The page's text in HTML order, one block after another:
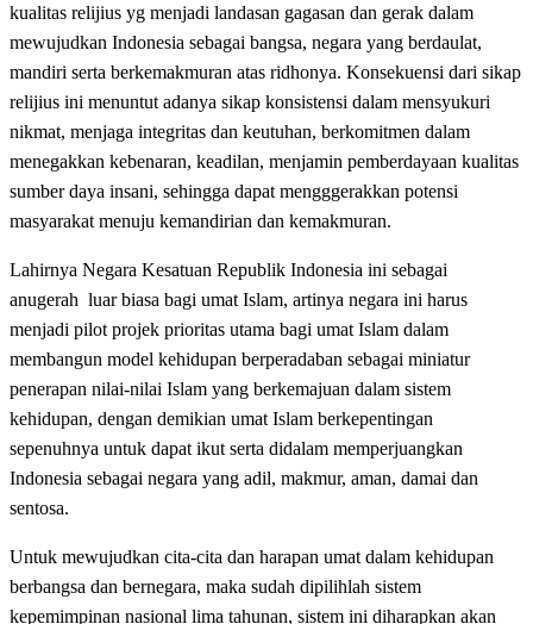
kualitas relijius yg menjadi landasan gagasan dan gerak dalam
mewujudkan Indonesia sebagai bangsa, negara yang berdaulat,
mandiri serta berkemakmuran atas ridhonya. Konsekuensi dari sikap
relijius ini menuntut adanya sikap konsistensi dalam mensyukuri
nikmat, menjaga integritas dan keutuhan, berkomitmen dalam
menegakkan kebenaran, keadilan, menjamin pemberdayaan kualitas
sumber daya insani, sehingga dapat mengggerakkan potensi
masyarakat menuju kemandirian dan kemakmuran.
Lahirnya Negara Kesatuan Republik Indonesia ini sebagai
anugerah luar biasa bagi umat Islam, artinya negara ini harus
menjadi pilot projek prioritas utama bagi umat Islam dalam
membangun model kehidupan berperadaban sebagai miniatur
penerapan nilai-nilai Islam yang berkemajuan dalam sistem
kehidupan, dengan demikian umat Islam berkepentingan
sepenuhnya untuk dapat ikut serta didalam memperjuangkan
Indonesia sebagai negara yang adil, makmur, aman, damai dan
sentosa.
Untuk mewujudkan cita-cita dan harapan umat dalam kehidupan
berbangsa dan bernegara, maka sudah dipilihlah sistem
kepemimpinan nasional lima tahunan, sistem ini diharapkan akan